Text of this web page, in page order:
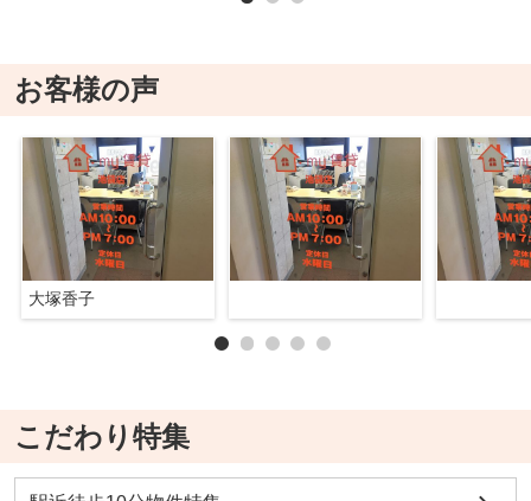
お客様の声
大塚香子
こだわり特集